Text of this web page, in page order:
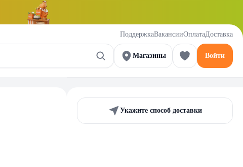
ПоддержкаВакансииОплатаДоставка
Магазины Войти
Укажите способ доставки